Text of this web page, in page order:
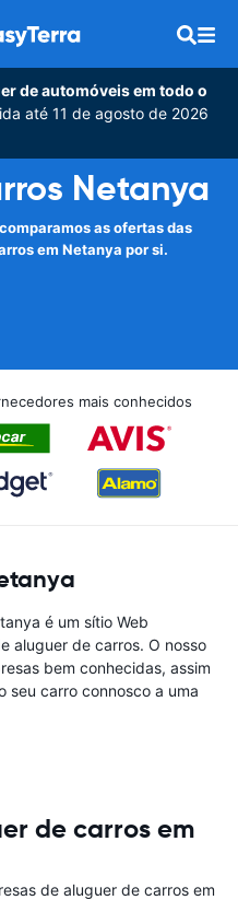
de automóveis em todo o
até 11 de agosto de 2026
Netanya
as ofertas das
em Netanya por si.
mais conhecidos
é um sítio Web
aluguer de carros. O nosso
bem conhecidas, assim
seu carro connosco a uma
de carros em
de aluguer de carros em